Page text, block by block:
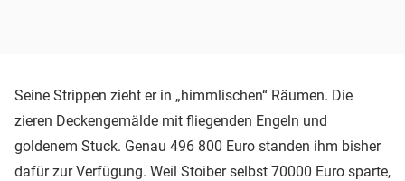
Seine Strippen zieht er in „himmlischen“ Räumen. Die
zieren Deckengemälde mit fliegenden Engeln und
goldenem Stuck. Genau 496 800 Euro standen ihm bisher
dafür zur Verfügung. Weil Stoiber selbst 70000 Euro sparte,